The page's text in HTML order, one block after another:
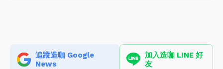
追蹤造咖 Google
News
加入造咖 LINE 好
友